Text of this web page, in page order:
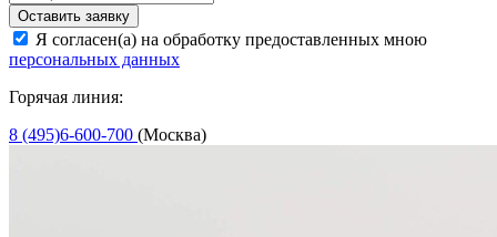
Оставить заявку
Я согласен(а) на обработку предоставленных мною
персональных данных
Горячая линия:
8 (495)6-600-700 (Москва)